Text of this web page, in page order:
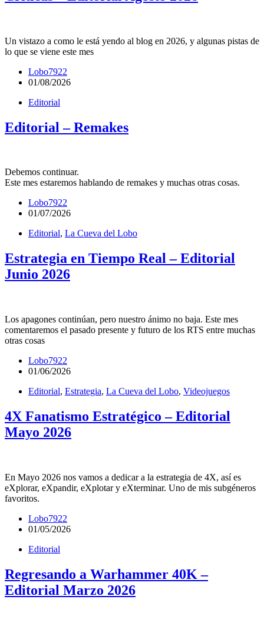
Un vistazo a como le está yendo al blog en 2026, y algunas pistas de
lo que se viene este mes
Lobo7922
01/08/2026
Editorial
Editorial – Remakes
Debemos continuar.
Este mes estaremos hablando de remakes y muchas otras cosas.
Lobo7922
01/07/2026
Editorial, La Cueva del Lobo
Estrategia en Tiempo Real – Editorial
Junio 2026
Los apagones continúan, pero nuestro ánimo no baja. Este mes
comentaremos el pasado presente y futuro de los RTS entre muchas
otras cosas
Lobo7922
01/06/2026
Editorial, Estrategia, La Cueva del Lobo, Videojuegos
4X Fanatismo Estratégico – Editorial
Mayo 2026
En Mayo 2026 nos vamos a dedicar a la estrategia de 4X, así es
eXplorar, eXpandir, eXplotar y eXterminar. Uno de mis subgéneros
favoritos.
Lobo7922
01/05/2026
Editorial
Regresando a Warhammer 40K –
Editorial Marzo 2026